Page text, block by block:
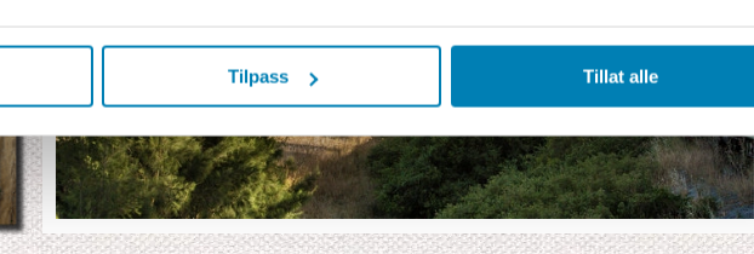
Tilpass Tillat alle